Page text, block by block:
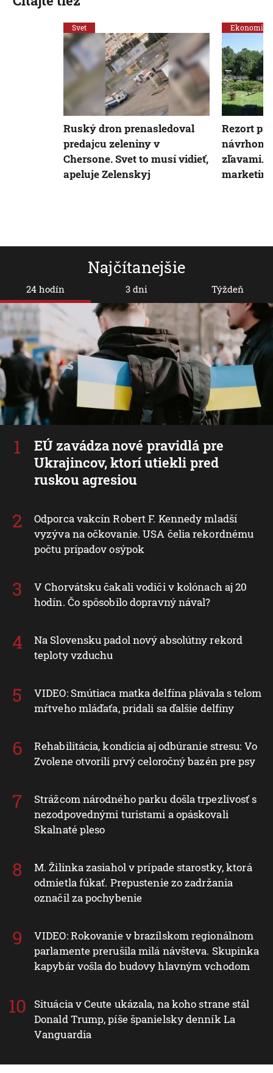
Najčítanejšie
24 hodín
EÚ zavádza nové pravidlá pre
Ukrajincov, ktorí utiekli pred
ruskou agresiou
Odporca vakcín Robert F. Kennedy mladší
vyzýva na očkovanie. USA čelia rekordnému
počtu prípadov osýpok
V Chorvátsku čakali vodiči v kolónach aj 20
hodín. Čo spôsobilo dopravný nával?
Na Slovensku padol nový absolútny rekord
teploty vzduchu
VIDEO: Smútiaca matka delfína plávala s telom
mŕtveho mláďaťa, pridali sa ďalšie delfíny
Rehabilitácia, kondícia aj odbúranie stresu: Vo
Zvolene otvorili prvý celoročný bazén pre psy
Strážcom národného parku došla trpezlivosť s
nezodpovednými turistami a opáskovali
Skalnaté pleso
M. Žilinka zasiahol v prípade starostky, ktorá
odmietla fúkať. Prepustenie zo zadržania
označil za pochybenie
VIDEO: Rokovanie v brazílskom regionálnom
parlamente prerušila milá návšteva. Skupinka
kapybár vošla do budovy hlavným vchodom
Situácia v Ceute ukázala, na koho strane stál
Donald Trump, píše španielsky denník La
Vanguardia
3 dni Týždeň
Svet
Ruský dron prenasledoval
predajcu zeleniny v
Chersone. Svet to musí vidieť,
apeluje Zelenskyj
Ekonomika
Rezort
návrhom
zľavami.